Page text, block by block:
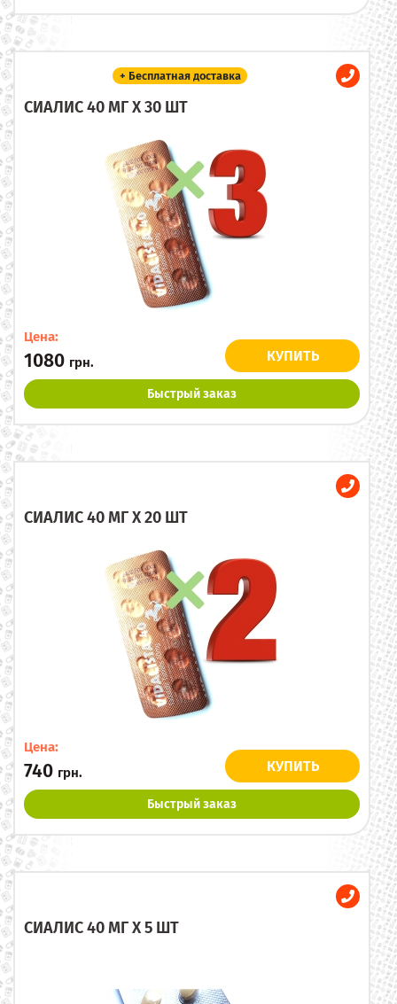
+ Бесплатная доставка
СИАЛИС 40 МГ X 30 ШТ
Цена:
1080 грн. КУПИТЬ
Быстрый заказ
СИАЛИС 40 МГ X 20 ШТ
Цена:
740 грн. КУПИТЬ
Быстрый заказ
СИАЛИС 40 МГ X 5 ШТ